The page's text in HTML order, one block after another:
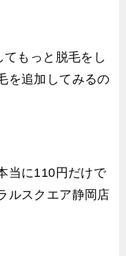
もっと脱毛をし
を追加してみるの
当に110円だけで
ルスクエア静岡店